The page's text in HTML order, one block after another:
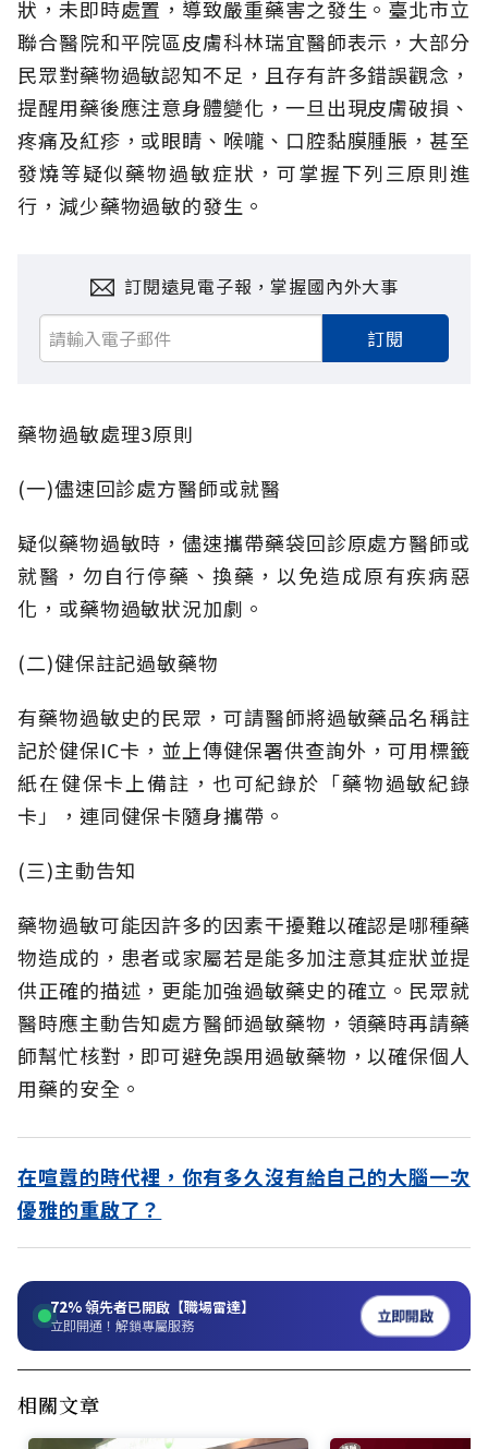
狀，未即時處置，導致嚴重藥害之發生。臺北市立
聯合醫院和平院區皮膚科林瑞宜醫師表示，大部分
民眾對藥物過敏認知不足，且存有許多錯誤觀念，
提醒用藥後應注意身體變化，一旦出現皮膚破損、
疼痛及紅疹，或眼睛、喉嚨、口腔黏膜腫脹，甚至
發燒等疑似藥物過敏症狀，可掌握下列三原則進
行，減少藥物過敏的發生。
訂閱遠見電子報，掌握國內外大事
訂閱
藥物過敏處理3原則
(一)儘速回診處方醫師或就醫
疑似藥物過敏時，儘速攜帶藥袋回診原處方醫師或
就醫，勿自行停藥、換藥，以免造成原有疾病惡
化，或藥物過敏狀況加劇。
(二)健保註記過敏藥物
有藥物過敏史的民眾，可請醫師將過敏藥品名稱註
記於健保IC卡，並上傳健保署供查詢外，可用標籤
紙在健保卡上備註，也可紀錄於「藥物過敏紀錄
卡」，連同健保卡隨身攜帶。
(三)主動告知
藥物過敏可能因許多的因素干擾難以確認是哪種藥
物造成的，患者或家屬若是能多加注意其症狀並提
供正確的描述，更能加強過敏藥史的確立。民眾就
醫時應主動告知處方醫師過敏藥物，領藥時再請藥
師幫忙核對，即可避免誤用過敏藥物，以確保個人
用藥的安全。
在喧囂的時代裡，你有多久沒有給自己的大腦一次
優雅的重啟了？
72%領先者已開啟【職場雷達】
立即開通！解鎖專屬服務 立即開啟
相關文章